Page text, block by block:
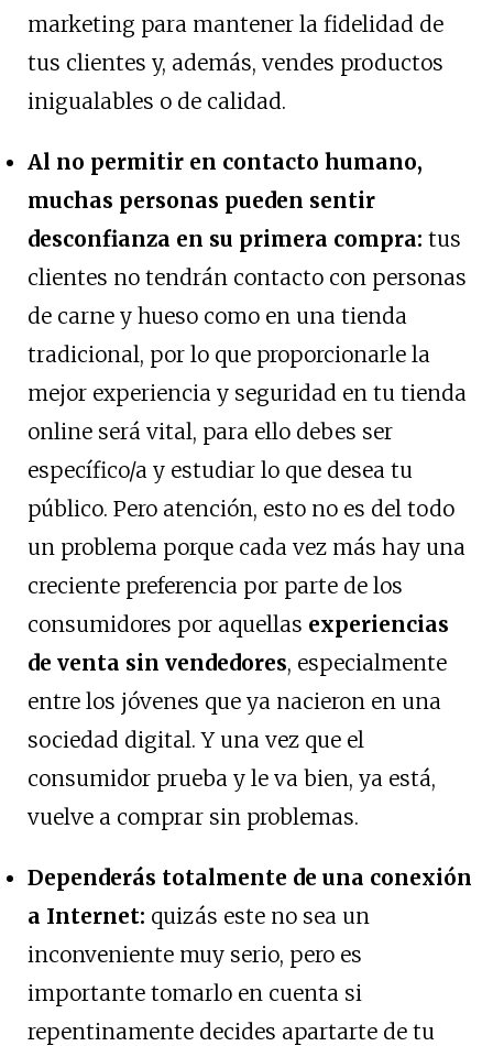
marketing para mantener la fidelidad de
tus clientes y, además, vendes productos
inigualables o de calidad.
Al no permitir en contacto humano,
muchas personas pueden sentir
desconfianza en su primera compra: tus
clientes no tendrán contacto con personas
de carne y hueso como en una tienda
tradicional, por lo que proporcionarle la
mejor experiencia y seguridad en tu tienda
online será vital, para ello debes ser
específico/a y estudiar lo que desea tu
público. Pero atención, esto no es del todo
un problema porque cada vez más hay una
creciente preferencia por parte de los
consumidores por aquellas experiencias
de venta sin vendedores, especialmente
entre los jóvenes que ya nacieron en una
sociedad digital. Y una vez que el
consumidor prueba y le va bien, ya está,
vuelve a comprar sin problemas.
Dependerás totalmente de una conexión
a Internet: quizás este no sea un
inconveniente muy serio, pero es
importante tomarlo en cuenta si
repentinamente decides apartarte de tu